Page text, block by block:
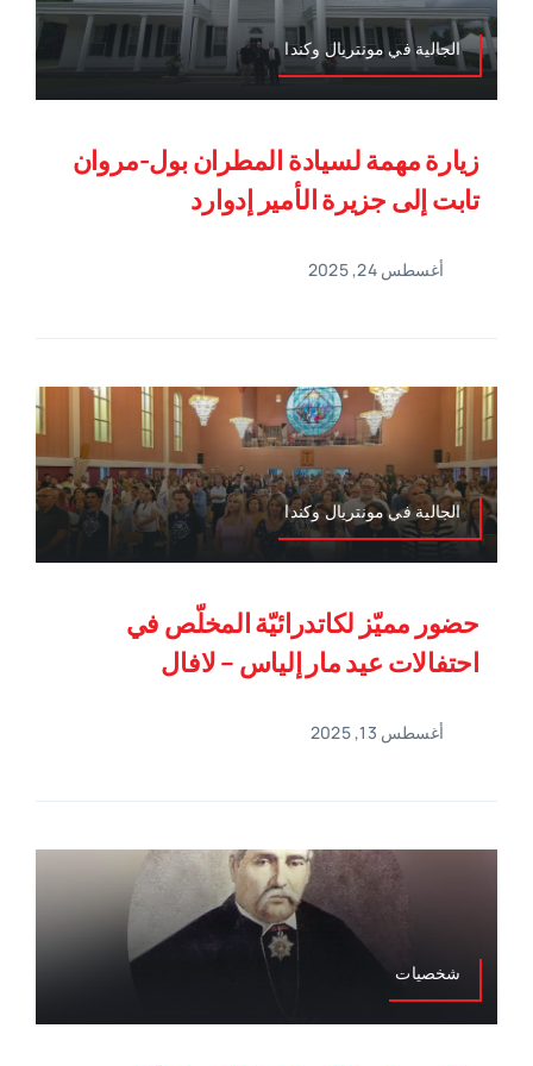
الجالية في مونتريال وكندا
زيارة مهمة لسيادة المطران بول-مروان
تابت إلى جزيرة الأمير إدوارد
أغسطس 24, 2025
الجالية في مونتريال وكندا
حضور مميّز لكاتدرائيّة المخلّص في
احتفالات عيد مار إلياس – لافال
أغسطس 13, 2025
شخصيات